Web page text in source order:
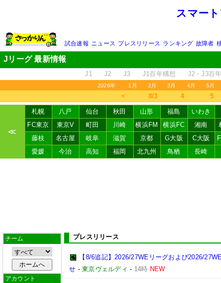
スマー
試合速報 ニュース プレスリリース ランキング 故障者
Jリーグ 最新情報
J1 J2 J3 J1百年構想 J2・J3百
2026年 1月 2月 3月 4月 5月
＜ 8/3 4 5
≪
札幌 八戸 仙台 秋田 山形 福島
いわき
FC東京
東京V 町田 川崎 横浜FM 横浜FC 湘南
藤枝
名古屋 岐阜 滋賀 京都 G大阪 C大阪
愛媛
今治 高知 福岡 北九州 鳥栖 長崎
チーム
アカウント
プレスリリース
【8/6追記】2026/27WEリーグおよび2026/
せ -東京ヴェルディ - 14時 NEW